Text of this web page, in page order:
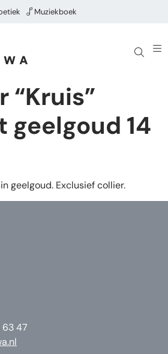
Muziekboek
“Kruis”
geelgoud 14
geelgoud. Exclusief collier.
47